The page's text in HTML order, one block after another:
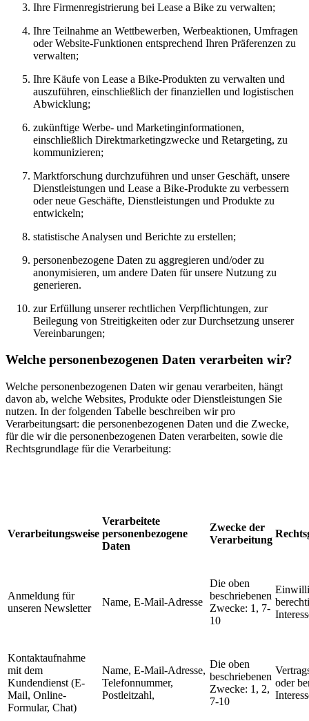
Ihre Firmenregistrierung bei Lease a Bike zu verwalten;
Ihre Teilnahme an Wettbewerben, Werbeaktionen, Umfragen
oder Website-Funktionen entsprechend Ihren Präferenzen zu
verwalten;
Ihre Käufe von Lease a Bike-Produkten zu verwalten und
auszuführen, einschließlich der finanziellen und logistischen
Abwicklung;
zukünftige Werbe- und Marketinginformationen,
einschließlich Direktmarketingzwecke und Retargeting, zu
kommunizieren;
Marktforschung durchzuführen und unser Geschäft, unsere
Dienstleistungen und Lease a Bike-Produkte zu verbessern
oder neue Geschäfte, Dienstleistungen und Produkte zu
entwickeln;
statistische Analysen und Berichte zu erstellen;
personenbezogene Daten zu aggregieren und/oder zu
anonymisieren, um andere Daten für unsere Nutzung zu
generieren.
zur Erfüllung unserer rechtlichen Verpflichtungen, zur
Beilegung von Streitigkeiten oder zur Durchsetzung unserer
Vereinbarungen;
Welche personenbezogenen Daten verarbeiten wir?
Welche personenbezogenen Daten wir genau verarbeiten, hängt
davon ab, welche Websites, Produkte oder Dienstleistungen Sie
nutzen. In der folgenden Tabelle beschreiben wir pro
Verarbeitungsart: die personenbezogenen Daten und die Zwecke,
für die wir die personenbezogenen Daten verarbeiten, sowie die
Rechtsgrundlage für die Verarbeitung:
Verarbeitungsweise
Verarbeitete
personenbezogene
Daten
Zwecke der
Verarbeitung
Anmeldung für
unseren Newsletter
Name, E-Mail-Adresse
Die oben
beschriebenen
Zwecke: 1, 7-
10
Kontaktaufnahme
mit dem
Kundendienst (E-
Mail, Online-
Formular, Chat)
Name, E-Mail-Adresse,
Telefonnummer,
Postleitzahl,
Die oben
beschriebenen
Zwecke: 1, 2,
7-10
oder